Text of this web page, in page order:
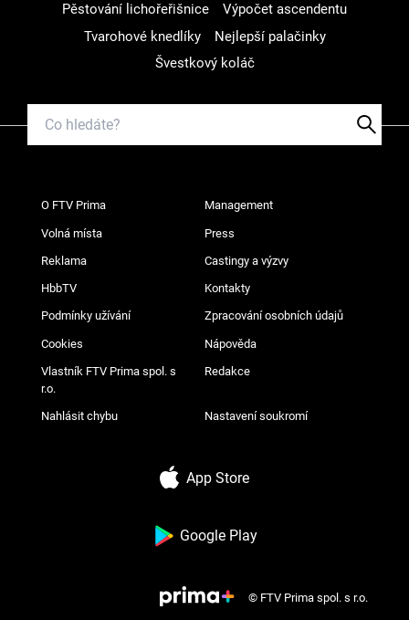
Pěstování lichořeřišnice
Výpočet ascendentu
Tvarohové knedlíky
Nejlepší palačinky
Švestkový koláč
O FTV Prima Management
Volná místa Press
Reklama Castingy a výzvy
HbbTV Kontakty
Podmínky užívání Zpracování osobních údajů
Cookies Nápověda
Vlastník FTV Prima spol. s
r.o.
Redakce
Nahlásit chybu Nastavení soukromí
App Store
Google Play
© FTV Prima spol. s r.o.